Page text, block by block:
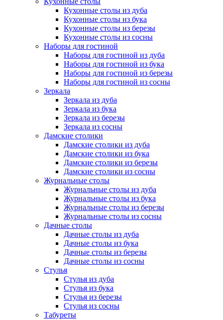
Кухонные столы из дуба
Кухонные столы из бука
Кухонные столы из березы
Кухонные столы из сосны
Наборы для гостиной
Наборы для гостиной из дуба
Наборы для гостиной из бука
Наборы для гостиной из березы
Наборы для гостиной из сосны
Зеркала
Зеркала из дуба
Зеркала из бука
Зеркала из березы
Зеркала из сосны
Дамские столики
Дамские столики из дуба
Дамские столики из бука
Дамские столики из березы
Дамские столики из сосны
Журнальные столы
Журнальные столы из дуба
Журнальные столы из бука
Журнальные столы из березы
Журнальные столы из сосны
Дачные столы
Дачные столы из дуба
Дачные столы из бука
Дачные столы из березы
Дачные столы из сосны
Стулья
Стулья из дуба
Стулья из бука
Стулья из березы
Стулья из сосны
Табуреты